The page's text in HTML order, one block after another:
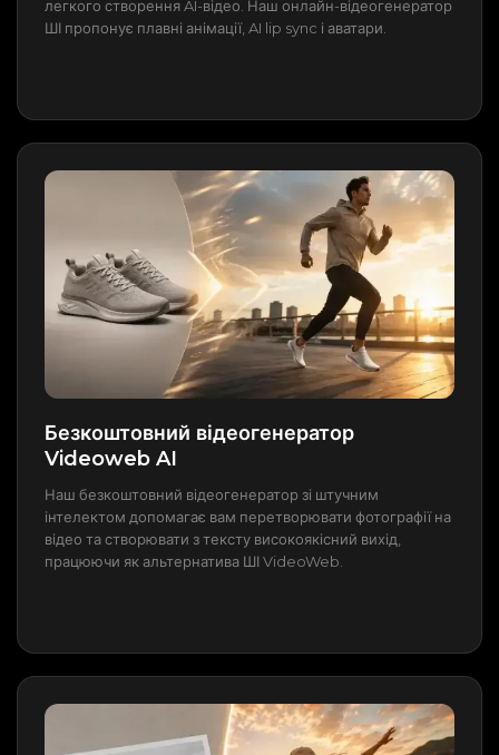
легкого створення AI-відео. Наш онлайн-відеогенератор
ШІ пропонує плавні анімації, AI lip sync і аватари.
Безкоштовний відеогенератор
Videoweb AI
Наш безкоштовний відеогенератор зі штучним
інтелектом допомагає вам перетворювати фотографії на
відео та створювати з тексту високоякісний вихід,
працюючи як альтернатива ШІ VideoWeb.